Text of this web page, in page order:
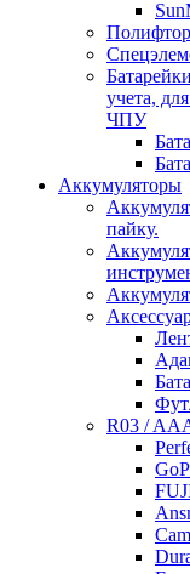
учета,
ЧПУ
Аккумуляторы
пайку.
R03 /